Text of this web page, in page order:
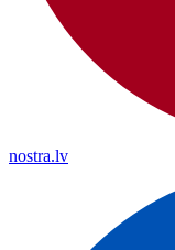
nostra.lv